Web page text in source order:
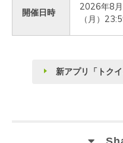
開催日時
2026年8
（月）
新アプリ「トク